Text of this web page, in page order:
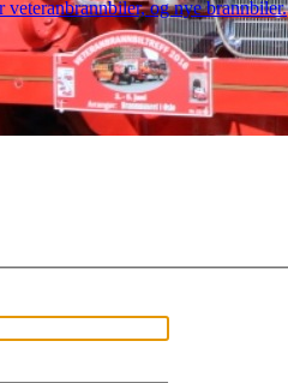
og nye brannbiler.